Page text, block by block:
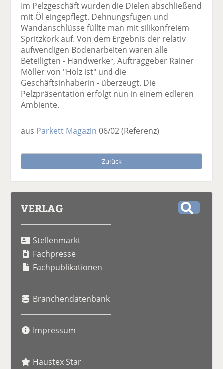
Im Pelzgeschäft wurden die Dielen abschließend
mit Öl eingepflegt. Dehnungsfugen und
Wandanschlüsse füllte man mit silikonfreiem
Spritzkork auf. Von dem Ergebnis der relativ
aufwendigen Bodenarbeiten waren alle
Beteiligten - Handwerker, Auftraggeber Rainer
Möller von "Holz ist" und die
Geschäftsinhaberin - überzeugt. Die
Pelzpräsentation erfolgt nun in einem edleren
Ambiente.
aus Parkett Magazin 06/02(Referenz)
Zurück
VERLAG
Stellenmarkt
Fachpresse
Fachpublikationen
Branchendatenbank
Impressum
Haustex Star